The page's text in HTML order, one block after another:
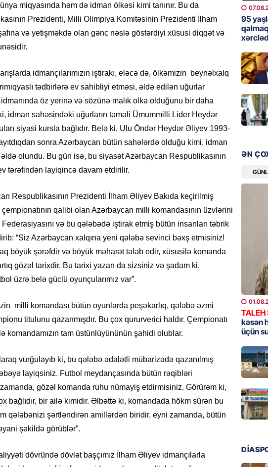
miqyasında həm də idman ölkəsi kimi tanınır. Bu da
Prezidenti, Milli Olimpiya Komitəsinin Prezidenti İlham
və yetişməkdə olan gənc nəslə göstərdiyi xüsusi diqqət və
idmançılarımızın iştirakı, eləcə də, ölkəmizin beynəlxalq
tədbirlərə ev sahibliyi etməsi, əldə edilən uğurlar
öz yerinə və sözünə malık olkə olduğunu bir daha
idman sahəsindəki uğurların təməli Ümummilli Lider Heydər
siyasi kursla bağlıdır. Belə ki, Ulu Öndər Heydər Əliyev 1993-
sonra Azərbaycan bütün sahələrdə olduğu kimi, idman
olundu. Bu gün isə, bu siyasət Azərbaycan Respublikasının
tərəfindən layiqincə davam etdirilir.
Respublikasının Prezidenti İlham Əliyev Bakıda keçirilmiş
qalibi olan Azərbaycan milli komandasının üzvlərini
və bu qələbədə iştirak etmiş bütün insanları təbrik
“Siz Azərbaycan xalqına yeni qələbə sevinci bəxş etmisiniz!
böyük şərəfdir və böyük məharət tələb edir, xüsusilə komanda
gözəl tarixdir. Bu tarixi yazan da sizsiniz və şadam ki,
üzrə belə güclü oyunçularımız var”.
milli komandası bütün oyunlarda peşəkarlıq, qələbə əzmi
titulunu qazanmışdır. Bu çox qururverici haldır. Çempionatı
komandamızın tam üstünlüyününün şahidi olublar.
vurğulayıb ki, bu qələbə ədalətli mübarizədə qazanılmış
layiqsiniz. Futbol meydançasında bütün rəqibləri
gözəl komanda ruhu nümayiş etdirmisiniz. Görürəm ki,
bağlıdır, bir ailə kimidir. Əlbəttə ki, komandada hökm sürən bu
qələbənizi şərtləndirən amillərdən biridir, eyni zamanda, bütün
şəkildə görüblər”.
dövründə dövlət başçımız İlham Əliyev idmançılarla
MANŞET
“Birgə
İDMAN
HADISƏ
GÜNDƏM
Dosye
MANŞET
sazişi
ÖZƏL
Tramp
imtina
ÖZƏL
95
ƏN
TALEH
kəsən
üçün